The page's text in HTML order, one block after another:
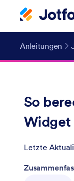
Anleitungen
So
Widget
Letzte
Post ID